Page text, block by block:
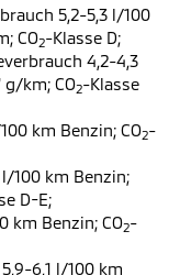
5,2-5,3 l/100
CO2-Klasse D;
4,2-4,3
km; CO2-Klasse
km Benzin; CO2-
100 km Benzin;
D-E;
km Benzin; CO2-
6,1 l/100 km